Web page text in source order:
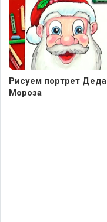
Рисуем портрет Деда
Мороза